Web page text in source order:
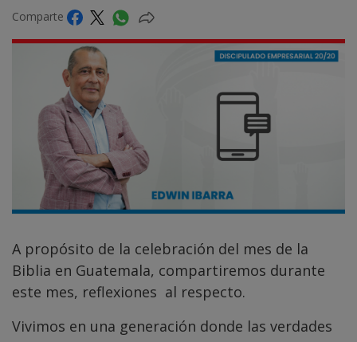
Comparte
A propósito de la celebración del mes de la
Biblia en Guatemala, compartiremos durante
este mes, reflexiones al respecto.
Vivimos en una generación donde las verdades